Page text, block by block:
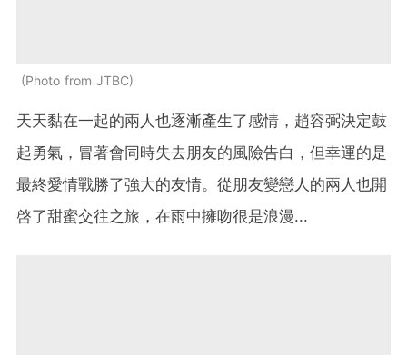
Photo from JTBC
天天黏在一起的兩人也逐漸產生了感情， 趙容弼決定鼓
起勇氣，冒著會同時失去朋友的風險告白，但幸運的是
最終愛情戰勝了強大的友情。從朋友變戀人的兩人也開
啓了甜蜜交往之旅，在雨中擁吻很是浪漫...